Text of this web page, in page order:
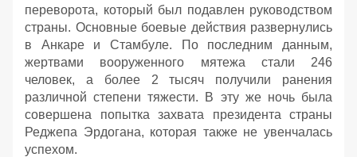
переворота, который был подавлен руководством
страны. Основные боевые действия развернулись
в Анкаре и Стамбуле. По последним данным,
жертвами вооруженного мятежа стали 246
человек, а более 2 тысяч получили ранения
различной степени тяжести. В эту же ночь была
совершена попытка захвата президента страны
Реджепа Эрдогана, которая также не увенчалась
успехом.